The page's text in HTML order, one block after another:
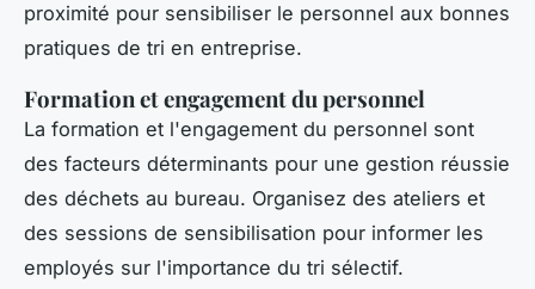
proximité pour sensibiliser le personnel aux bonnes
pratiques de tri en entreprise.
Formation et engagement du personnel
La formation et l'engagement du personnel sont
des facteurs déterminants pour une gestion réussie
des déchets au bureau. Organisez des ateliers et
des sessions de sensibilisation pour informer les
employés sur l'importance du tri sélectif.